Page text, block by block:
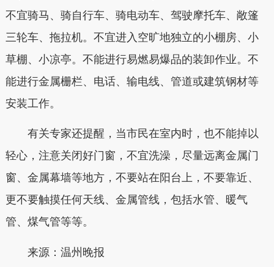
不宜骑马、骑自行车、骑电动车、驾驶摩托车、敞篷
三轮车、拖拉机。不宜进入空旷地独立的小棚房、小
草棚、小凉亭。不能进行易燃易爆品的装卸作业。不
能进行金属栅栏、电话、输电线、管道或建筑钢材等
安装工作。
有关专家还提醒，当市民在室内时，也不能掉以
轻心，注意关闭好门窗，不宜洗澡，尽量远离金属门
窗、金属幕墙等地方，不要站在阳台上，不要靠近、
更不要触摸任何天线、金属管线，包括水管、暖气
管、煤气管等等。
来源：温州晚报